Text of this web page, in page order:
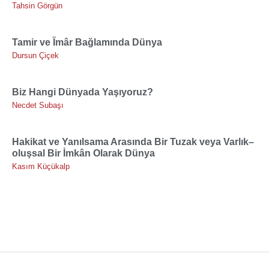
Tahsin Görgün
Tamir ve Îmâr Bağlamında Dünya
Dursun Çiçek
Biz Hangi Dünyada Yaşıyoruz?
Necdet Subaşı
Hakikat ve Yanılsama Arasında Bir Tuzak veya Varlık–
oluşsal Bir İmkân Olarak Dünya
Kasım Küçükalp